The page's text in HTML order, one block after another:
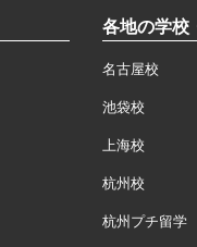
各地の学校
名古屋校
池袋校
上海校
杭州校
杭州プチ留学